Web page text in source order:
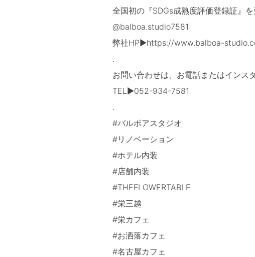
全国初の『SDGs成熟度評価登録証』
@balboa.studio7581
弊社HP▶https://www.balboa-
.
お問い合わせは、お電話またはインス
TEL▶052-934-7581
.
#バルボアスタジオ
#リノベーション
#ホテル内装
#店舗内装
#THEFLOWERTABLE
#栄三越
#栄カフェ
#お洒落カフェ
#名古屋カフェ